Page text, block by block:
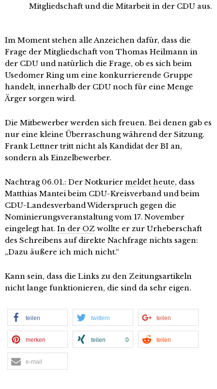
Mitgliedschaft und die Mitarbeit in der CDU aus.
Im Moment stehen alle Anzeichen dafür, dass die
Frage der Mitgliedschaft von Thomas Heilmann in
der CDU und natürlich die Frage, ob es sich beim
Usedomer Ring um eine konkurrierende Gruppe
handelt, innerhalb der CDU noch für eine Menge
Ärger sorgen wird.
Die Mitbewerber werden sich freuen. Bei denen gab es
nur eine kleine Überraschung während der Sitzung.
Frank Lettner tritt nicht als Kandidat der BI an,
sondern als Einzelbewerber.
Nachtrag 06.01.: Der Notkurier meldet heute, dass
Matthias Mantei beim CDU-Kreisverband und beim
CDU-Landesverband Widerspruch gegen die
Nominierungsveranstaltung vom 17. November
eingelegt hat. In der OZ wollte er zur Urheberschaft
des Schreibens auf direkte Nachfrage nichts sagen:
„Dazu äußere ich mich nicht.“
Kann sein, dass die Links zu den Zeitungsartikeln
nicht lange funktionieren, die sind da sehr eigen.
teilen twittern teilen
merken teilen 0 teilen
e-mail